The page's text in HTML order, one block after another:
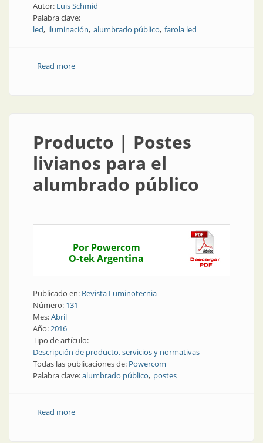
Autor: Luis Schmid
Palabra clave:
led iluminación alumbrado público farola led
Read moreabout Obra | Ensenada y sus luces
Producto | Postes
livianos para el
alumbrado público
Por Powercom
O-tek Argentina
Publicado en: Revista Luminotecnia
Número: 131
Mes:Abril
Año:2016
Tipo de artículo:
Descripción de producto, servicios y normativas
Todas las publicaciones de: Powercom
Palabra clave:alumbrado público postes
Read moreabout Producto | Postes livianos para el alumbrado